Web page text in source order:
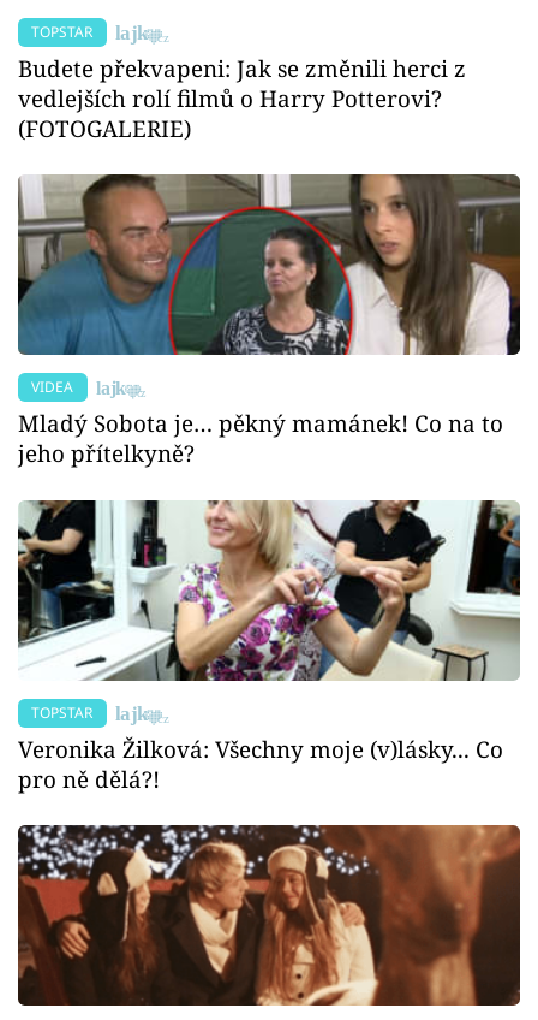
TOPSTAR
Budete překvapeni: Jak se změnili herci z
vedlejších rolí filmů o Harry Potterovi?
(FOTOGALERIE)
VIDEA
Mladý Sobota je… pěkný mamánek! Co na to
jeho přítelkyně?
TOPSTAR
Veronika Žilková: Všechny moje (v)lásky... Co
pro ně dělá?!